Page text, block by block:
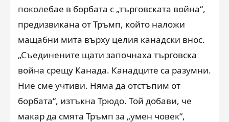
поколебае в борбата с „търговската война“,
предизвикана от Тръмп, който наложи
мащабни мита върху целия канадски внос.
„Съединените щати започнаха търговска
война срещу Канада. Канадците са разумни.
Ние сме учтиви. Няма да отстъпим от
борбата“, изтъкна Трюдо. Той добави, че
макар да смята Тръмп за „умен човек“,